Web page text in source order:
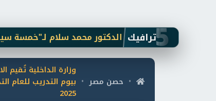
5ترافيك
الاقتصادي الدكتور محمد سلام لـ"خمسة سياسة":
• حصن مصر •
وزارة الداخلية تُقيم
2025